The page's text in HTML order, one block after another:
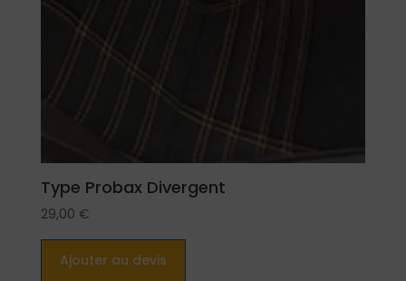
Type Probax Divergent
29,00 €
Ajouter au devis